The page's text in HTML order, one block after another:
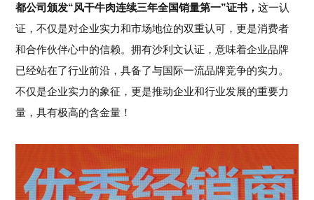
都公司颁发“风干牛肉连续三年全国销量第一”证书，这一认
证，不仅是对企业实力和市场地位的双重认可，更是消费者
和合作伙伴心中的信赖。拥有沙利文认证，意味着企业品牌
已经站在了行业前沿，具备了与国际一流品牌竞争的实力。
不仅是企业实力的象征，更是推动企业和行业发展的重要力
量，具有极高的含金量！